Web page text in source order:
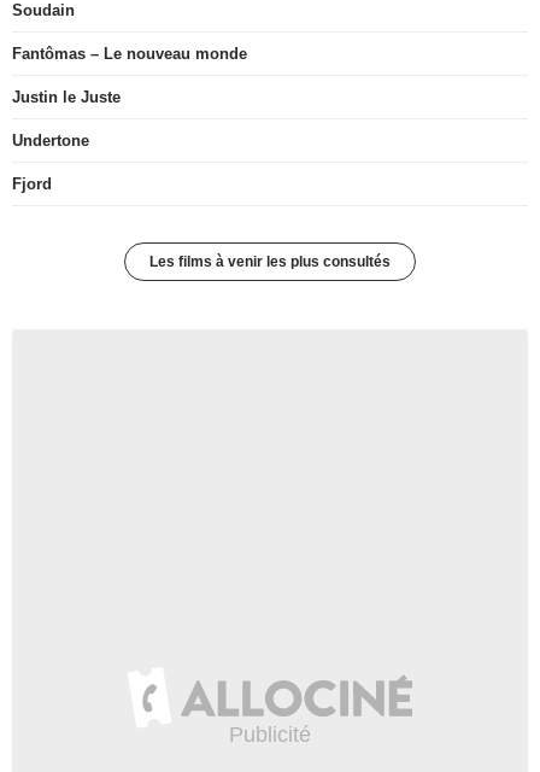
Soudain
Fantômas – Le nouveau monde
Justin le Juste
Undertone
Fjord
Les films à venir les plus consultés